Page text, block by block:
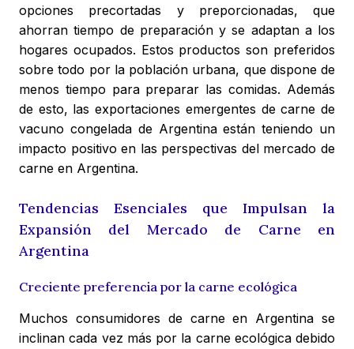
opciones precortadas y preporcionadas, que
ahorran tiempo de preparación y se adaptan a los
hogares ocupados. Estos productos son preferidos
sobre todo por la población urbana, que dispone de
menos tiempo para preparar las comidas. Además
de esto, las exportaciones emergentes de carne de
vacuno congelada de Argentina están teniendo un
impacto positivo en las perspectivas del mercado de
carne en Argentina.
Tendencias Esenciales que Impulsan la
Expansión del Mercado de Carne en
Argentina
Creciente preferencia por la carne ecológica
Muchos consumidores de carne en Argentina se
inclinan cada vez más por la carne ecológica debido